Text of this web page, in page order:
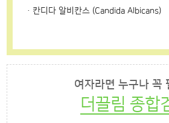
ㆍ칸디다 알비칸스 (Candida Albicans)
여자라면 누구나 꼭
더끌림 종합